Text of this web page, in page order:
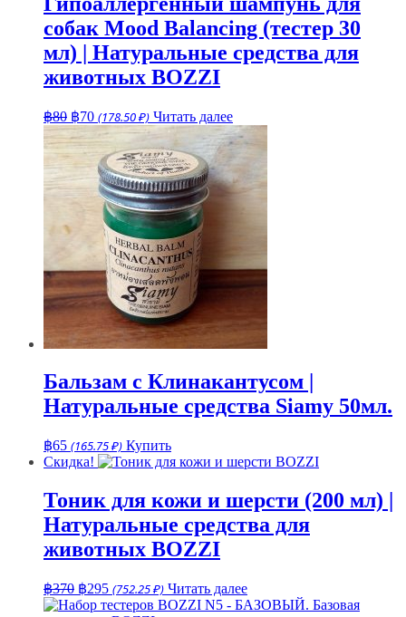
собак Mood Balancing (тестер 30
мл) | Натуральные средства для
животных BOZZI
฿80 Первоначальная
цена
составляла
฿80.
฿70Текущая
цена:
฿70.
(178.50 ₽) Читать далее
Бальзам с Клинакантусом |
Натуральные средства Siamy 50мл.
฿65 (165.75 ₽) Купить
Скидка!
Тоник для кожи и шерсти (200 мл) |
Натуральные средства для
животных BOZZI
฿370 Первоначальная
цена
฿295Текущая
цена:
(752.25 ₽) Читать далее